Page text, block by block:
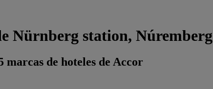
Nürnberg station, Núremberg
marcas de hoteles de Accor